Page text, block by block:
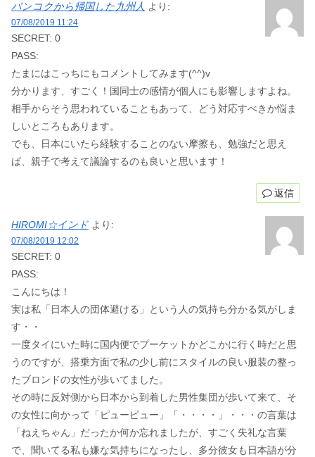
バンコクから帰国した九州人 より:
07/08/2019 11:24
SECRET: 0
PASS:
たまにはこっちにもコメントしてみます(^^)v
分かります、すごく！国同士の感情が個人にも影響しますよね。
相手からそう思われていることもあって、どう対応すべきか悩ま
しいところもあります。
でも、日本にいたら経験することのない摩擦も、勉強だと思え
ば、親子で考えて議論するのも良いと思います！
返信
HIROMI☆インド より:
07/08/2019 12:02
SECRET: 0
PASS:
こんにちは！
実は私「日本人の団体避ける」という人の気持ち分かる気がしま
す・・
一度タイにいた時に国内便でプーケットかどこかに行く時だと思
うのですが、搭乗方面で私の少し前にスタイルの良い服装の整っ
たブロンドの女性が歩いてました。
その時に反対側から日本から到着した男性集団が歩いて来て、そ
の女性に向かって「ピューピュー」「・・・・」・・・の言葉は
「ねえちゃん」だったか何か忘れましたが、すごく失礼な言葉
で、聞いてる私も嫌な気持ちになったし、多分彼女も日本語が分